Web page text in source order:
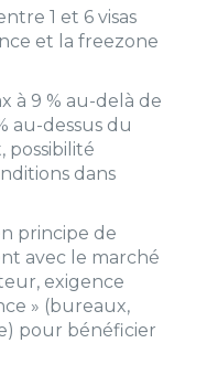
1 et 6 visas
et la freezone
à 9 % au-delà de
au-dessus du
possibilité
dans
principe de
avec le marché
exigence
» (bureaux,
pour bénéficier